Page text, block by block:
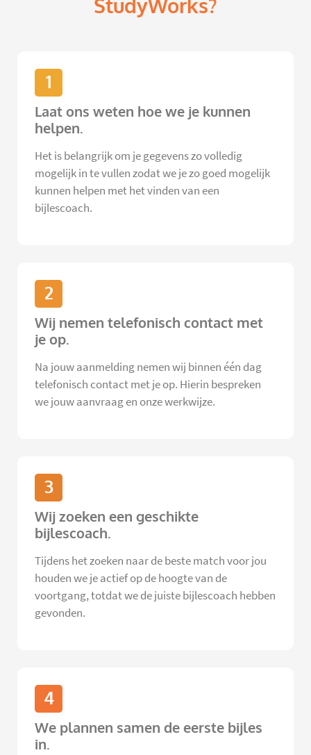
StudyWorks?
1
Laat ons weten hoe we je kunnen
helpen.
Het is belangrijk om je gegevens zo volledig
mogelijk in te vullen zodat we je zo goed mogelijk
kunnen helpen met het vinden van een
bijlescoach.
2
Wij nemen telefonisch contact met
je op.
Na jouw aanmelding nemen wij binnen één dag
telefonisch contact met je op. Hierin bespreken
we jouw aanvraag en onze werkwijze.
3
Wij zoeken een geschikte
bijlescoach.
Tijdens het zoeken naar de beste match voor jou
houden we je actief op de hoogte van de
voortgang, totdat we de juiste bijlescoach hebben
gevonden.
4
We plannen samen de eerste bijles
in.